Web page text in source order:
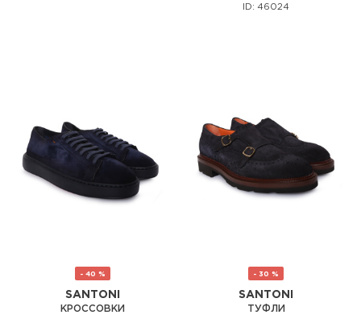
ID: 46024
- 40 %
SANTONI
КРОССОВКИ
- 30 %
SANTONI
ТУФЛИ